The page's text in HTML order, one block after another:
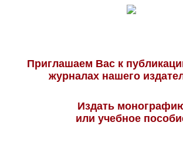
Приглашаем Вас к
журналах нашего
Издать
или учебное